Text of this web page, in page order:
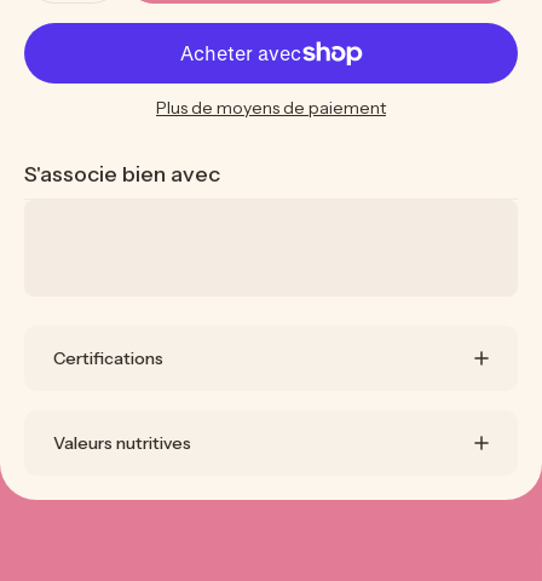
Plus de moyens de paiement
S'associe bien avec
Certifications
Valeurs nutritives